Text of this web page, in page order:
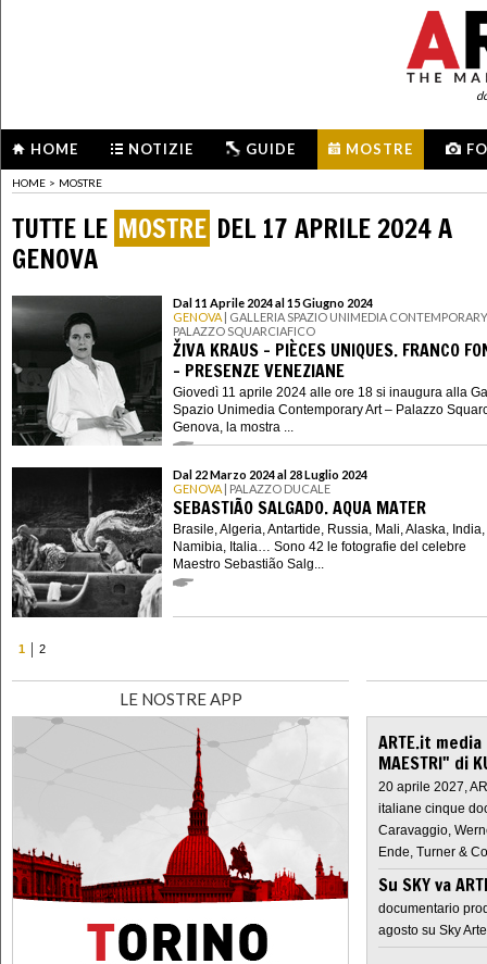
HOME NOTIZIE GUIDE MOSTRE
HOME > MOSTRE
TUTTE LE MOSTRE DEL 17 APRILE 2024 A
GENOVA
Dal 11 Aprile 2024 al 15 Giugno 2024
GENOVA | GALLERIA SPAZIO UNIMEDIA
PALAZZO SQUARCIAFICO
ŽIVA KRAUS – PIÈCES UNIQUES. FRANCO
– PRESENZE VENEZIANE
Giovedì 11 aprile 2024 alle ore 18 si inaugura alla
Spazio Unimedia Contemporary Art – Palazzo
Genova, la mostra ...
Dal 22 Marzo 2024 al 28 Luglio 2024
GENOVA | PALAZZO DUCALE
SEBASTIÃO SALGADO. AQUA MATER
Brasile, Algeria, Antartide, Russia, Mali, Alaska, India,
Namibia, Italia… Sono 42 le fotografie del celebre
Maestro Sebastião Salg...
1 2
LE NOSTRE APP
ARTE.it
MAESTRI" di
20 aprile 2027,
italiane cinque
Caravaggio,
Ende, Turner &
Su SKY va
documentario
agosto su Sky Arte